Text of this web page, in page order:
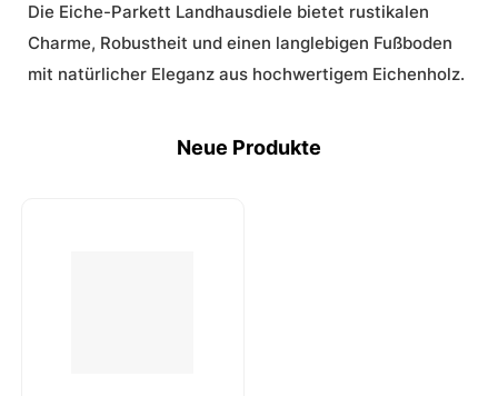
Die Eiche-Parkett Landhausdiele bietet rustikalen
Charme, Robustheit und einen langlebigen Fußboden
mit natürlicher Eleganz aus hochwertigem Eichenholz.
Neue Produkte